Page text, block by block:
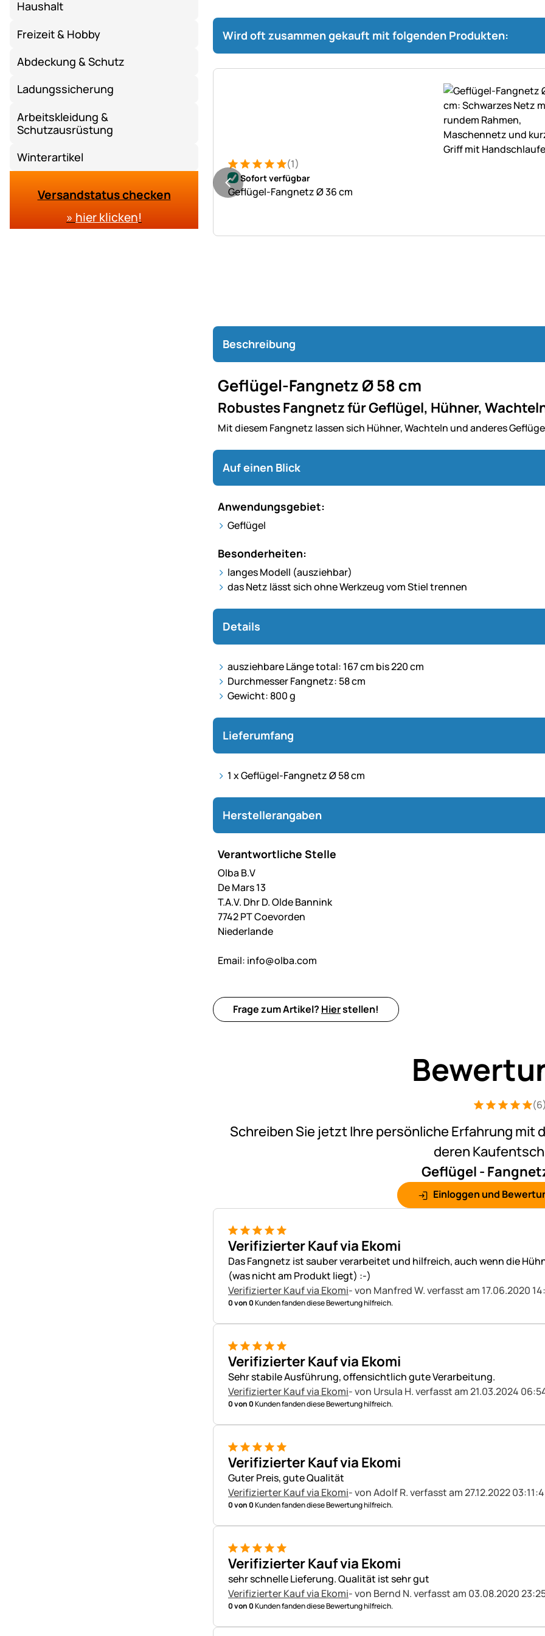
Haushalt
Freizeit & Hobby
Abdeckung & Schutz
Ladungssicherung
Arbeitskleidung &
Schutzausrüstung
Winterartikel
Versandstatus checken
» hier klicken!
Wird oft zusammen gekauft mit folgenden Produkten:
Bewertung: 5 von 5 (1 Bewertungen)
1 Bewertung (1)
Sofort verfügbar
Geflügel-Fangnetz Ø 36 cm
Beschreibung
Geflügel-Fangnetz Ø 58 cm
Robustes Fangnetz für Geflügel, Hühner,
Mit diesem Fangnetz lassen sich Hühner, Wachteln und anderes
Auf einen Blick
Anwendungsgebiet:
Geflügel
Besonderheiten:
langes Modell (ausziehbar)
das Netz lässt sich ohne Werkzeug vom Stiel trennen
Details
ausziehbare Länge total: 167 cm bis 220 cm
Durchmesser Fangnetz: 58 cm
Gewicht: 800 g
Lieferumfang
1 x Geflügel-Fangnetz Ø 58 cm
Herstellerangaben
Verantwortliche Stelle
Olba B.V
De Mars 13
T.A.V. Dhr D. Olde Bannink
7742 PT Coevorden
Niederlande
Email: info@olba.com
Frage zum Artikel? Hierstellen!
Bewertung: 5
6 Bewertungen
Schreiben Sie jetzt Ihre persönliche Erfahrung mit
deren
Geflügel -
Einloggen und
5 von 5
Verifizierter Kauf via Ekomi
Das Fangnetz ist sauber verarbeitet und hilfreich, auch wenn die
(was nicht am Produkt liegt) :-)
Verifizierter Kauf via Ekomi- von Manfred W.verfasst am 17.06.2020
0 von 0Kunden fanden diese Bewertung hilfreich.
5 von 5
Verifizierter Kauf via Ekomi
Sehr stabile Ausführung, offensichtlich gute Verarbeitung.
Verifizierter Kauf via Ekomi- von Ursula H.verfasst am 21.03.2024
0 von 0Kunden fanden diese Bewertung hilfreich.
5 von 5
Verifizierter Kauf via Ekomi
Guter Preis, gute Qualität
Verifizierter Kauf via Ekomi- von Adolf R.verfasst am 27.12.2022
0 von 0Kunden fanden diese Bewertung hilfreich.
5 von 5
Verifizierter Kauf via Ekomi
sehr schnelle Lieferung. Qualität ist sehr gut
Verifizierter Kauf via Ekomi- von Bernd N.verfasst am 03.08.2020
0 von 0Kunden fanden diese Bewertung hilfreich.